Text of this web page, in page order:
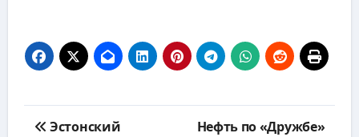
Эстонский
Нефть по «Дружбе»